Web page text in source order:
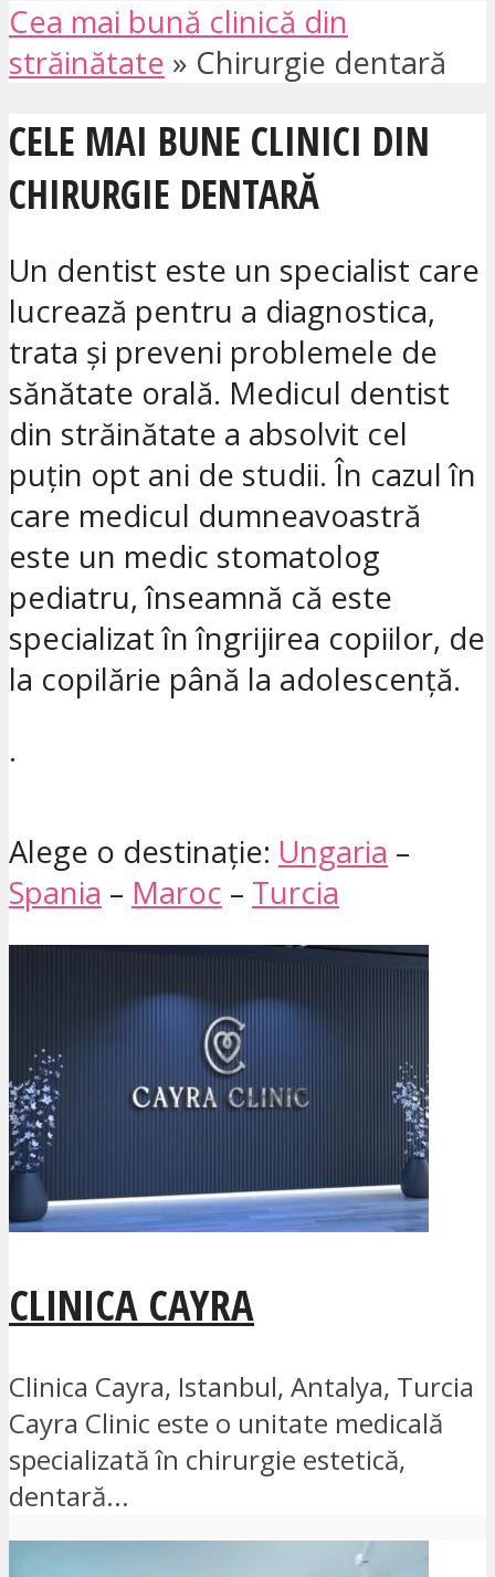
Cea mai bună clinică din
străinătate » Chirurgie dentară
CELE MAI BUNE CLINICI DIN
CHIRURGIE DENTARĂ
Un dentist este un specialist care
lucrează pentru a diagnostica,
trata și preveni problemele de
sănătate orală. Medicul dentist
din străinătate a absolvit cel
puțin opt ani de studii. În cazul în
care medicul dumneavoastră
este un medic stomatolog
pediatru, înseamnă că este
specializat în îngrijirea copiilor, de
la copilărie până la adolescență.
.
Alege o destinație: Ungaria –
Spania – Maroc – Turcia
CLINICA CAYRA
Clinica Cayra, Istanbul, Antalya, Turcia
Cayra Clinic este o unitate medicală
specializată în chirurgie estetică,
dentară...